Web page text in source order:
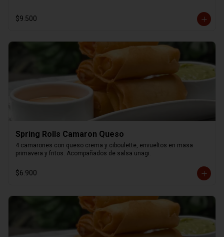
$9.500
Spring Rolls Camaron Queso
4 camarones con queso crema y ciboulette, envueltos en masa
primavera y fritos. Acompañados de salsa unagi.
$6.900